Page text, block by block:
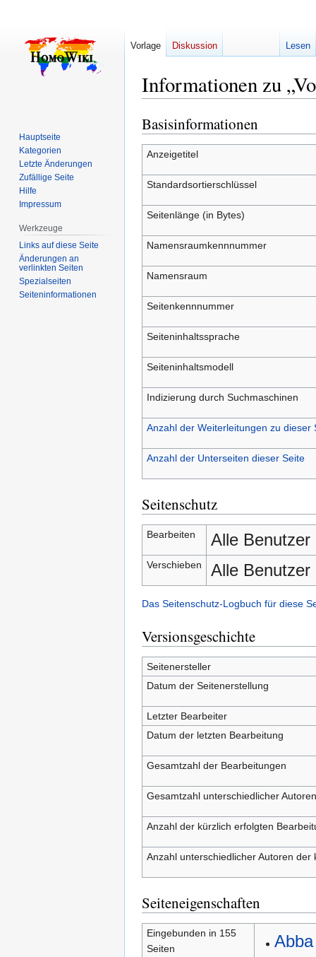
Informationen zu
Zur
Navigation
springen
Zur
Suche
springen
Basisinformationen
Anzeigetitel
Standardsortierschlüssel
Seitenlänge (in Bytes)
Namensraumkennnummer
Namensraum
Seitenkennnummer
Seiteninhaltssprache
Seiteninhaltsmodell
Indizierung durch Suchmaschinen
Anzahl der Weiterleitungen zu dieser
Anzahl der Unterseiten dieser Seite
Seitenschutz
Bearbeiten Alle Benutzer
Verschieben Alle Benutzer
Das Seitenschutz-Logbuch für diese
Versionsgeschichte
Seitenersteller
Datum der Seitenerstellung
Letzter Bearbeiter
Datum der letzten Bearbeitung
Gesamtzahl der Bearbeitungen
Gesamtzahl unterschiedlicher Autoren
Anzahl der kürzlich erfolgten
Anzahl unterschiedlicher Autoren
Seiteneigenschaften
Eingebunden in 155
Seiten
Vorlage Diskussion Lesen
Hauptseite
Kategorien
Letzte Änderungen
Zufällige Seite
Hilfe
Impressum
Werkzeuge
Links auf diese Seite
Änderungen an
verlinkten Seiten
Spezialseiten
Seiten­­informationen